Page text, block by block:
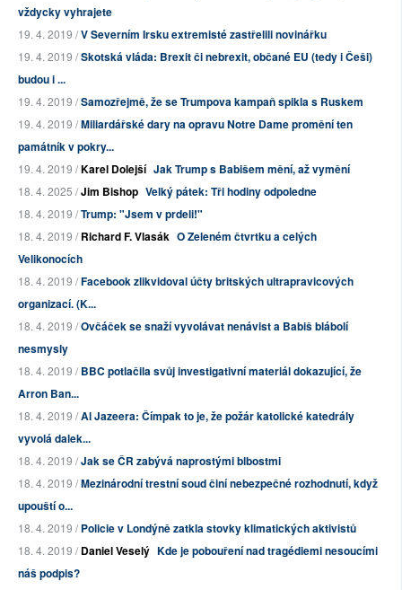
vždycky vyhrajete
19. 4. 2019 /V Severním Irsku extremisté zastřelili novinářku
19. 4. 2019 /Skotská vláda: Brexit či nebrexit, občané EU (tedy i Češi)
budou i ...
19. 4. 2019 /Samozřejmě, že se Trumpova kampaň spikla s Ruskem
19. 4. 2019 /Miliardářské dary na opravu Notre Dame promění ten
památník v pokry...
19. 4. 2019 /Karel Dolejší Jak Trump s Babišem mění, až vymění
18. 4. 2025 /Jim Bishop Velký pátek: Tři hodiny odpoledne
18. 4. 2019 /Trump: "Jsem v prdeli!"
18. 4. 2019 /Richard F. Vlasák O Zeleném čtvrtku a celých
Velikonocích
18. 4. 2019 /Facebook zlikvidoval účty britských ultrapravicových
organizací. (K...
18. 4. 2019 /Ovčáček se snaží vyvolávat nenávist a Babiš blábolí
nesmysly
18. 4. 2019 /BBC potlačila svůj investigativní materiál dokazující, že
Arron Ban...
18. 4. 2019 /Al Jazeera: Čímpak to je, že požár katolické katedrály
vyvolá dalek...
18. 4. 2019 /Jak se ČR zabývá naprostými blbostmi
18. 4. 2019 /Mezinárodní trestní soud činí nebezpečné rozhodnutí, když
upouští o...
18. 4. 2019 /Policie v Londýně zatkla stovky klimatických aktivistů
18. 4. 2019 /Daniel Veselý Kde je pobouření nad tragédiemi nesoucími
náš podpis?